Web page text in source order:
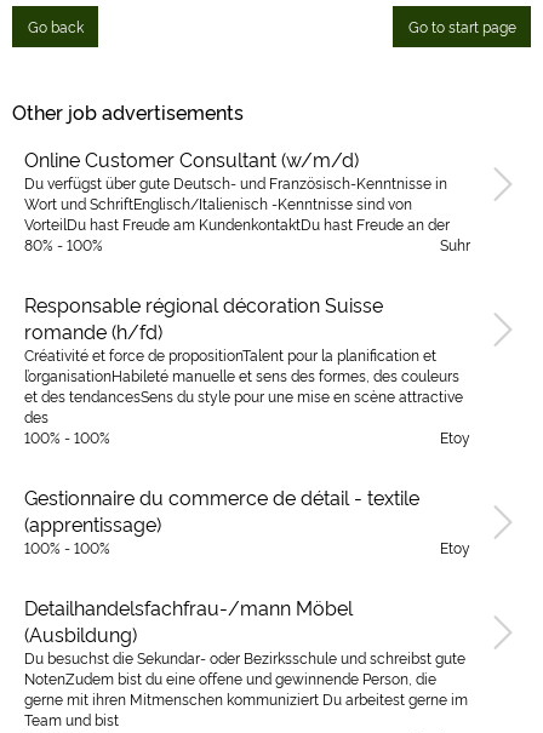
Go back Go to start page
Other job advertisements
Online Customer Consultant (w/m/d)
Du verfügst über gute Deutsch- und Französisch-Kenntnisse in
Wort und SchriftEnglisch/Italienisch -Kenntnisse sind von
VorteilDu hast Freude am KundenkontaktDu hast Freude an der
80% - 100%
Suhr
Responsable régional décoration Suisse
romande (h/fd)
Créativité et force de propositionTalent pour la planification et
l’organisationHabileté manuelle et sens des formes, des couleurs
et des tendancesSens du style pour une mise en scène attractive
des
100% - 100%
Etoy
Gestionnaire du commerce de détail - textile
(apprentissage)
100% - 100% Etoy
Detailhandelsfachfrau-/mann Möbel
(Ausbildung)
Du besuchst die Sekundar- oder Bezirksschule und schreibst gute
NotenZudem bist du eine offene und gewinnende Person, die
gerne mit ihren Mitmenschen kommuniziert Du arbeitest gerne im
Team und bist